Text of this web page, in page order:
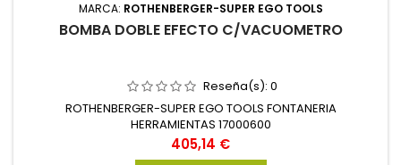
MARCA: ROTHENBERGER-SUPER EGO TOOLS
BOMBA DOBLE EFECTO C/VACUOMETRO
Reseña(s): 0
ROTHENBERGER-SUPER EGO TOOLS FONTANERIA
HERRAMIENTAS 17000600
Precio
405,14 €